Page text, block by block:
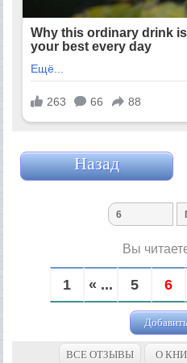
Назад
Вы
1 « ... 5 6
ВСЕ ОТЗЫВЫ О